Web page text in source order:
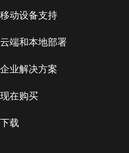
移动设备支持
云端和本地部署
企业解决方案
现在购买
下载